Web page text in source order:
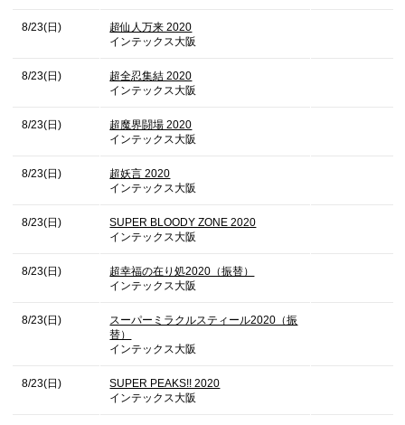
8/23(日)
超仙人万来 2020
インテックス大阪
8/23(日)
超全忍集結 2020
インテックス大阪
8/23(日)
超魔界闘場 2020
インテックス大阪
8/23(日)
超妖言 2020
インテックス大阪
8/23(日)
SUPER BLOODY ZONE 2020
インテックス大阪
8/23(日)
超幸福の在り処2020（振替）
インテックス大阪
8/23(日)
スーパーミラクルスティール2020（振
替）
インテックス大阪
8/23(日)
SUPER PEAKS!! 2020
インテックス大阪